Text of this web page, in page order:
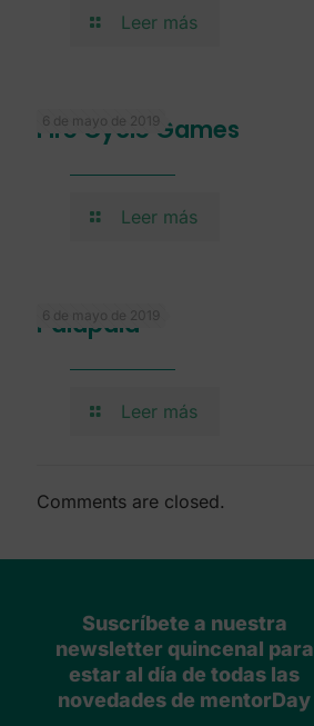
Leer más
6 de mayo de 2019
Fire Cycle Games
Leer más
6 de mayo de 2019
Palapala
Leer más
Comments are closed.
Suscríbete a nuestra
newsletter quincenal para
estar al día de todas las
novedades de mentorDay